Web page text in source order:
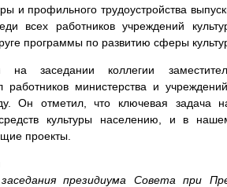
и профильного трудоустройства
всех работников учреждений
программы по развитию сферы
на заседании коллегии
работников министерства и
Он отметил, что ключевая задача
культуры населению, и в
проекты.
президиума Совета при